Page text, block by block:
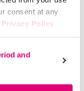
consent at any
Privacy Policy
and